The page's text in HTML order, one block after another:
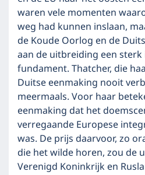
waren vele momenten
weg had kunnen inslaan,
de Koude Oorlog en de
aan de uitbreiding een
fundament. Thatcher, die
Duitse eenmaking nooit
meermaals. Voor haar
eenmaking dat het
verregaande Europese
was. De prijs daarvoor, zo
die het wilde horen, zou de
Verenigd Koninkrijk en